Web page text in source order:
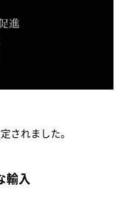
されました。
輸入